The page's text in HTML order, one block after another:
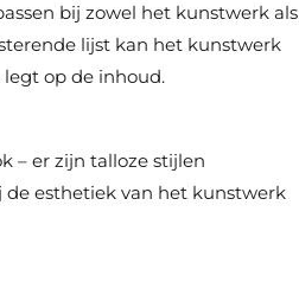
bij zowel het kunstwerk als
lijst kan het kunstwerk
op de inhoud.
– er zijn talloze stijlen
de esthetiek van het kunstwerk